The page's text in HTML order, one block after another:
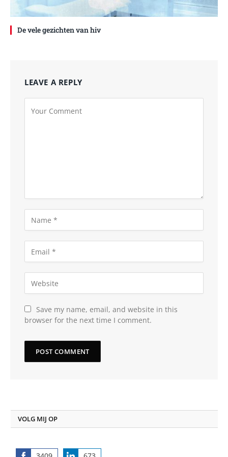
De vele gezichten van hiv
LEAVE A REPLY
Save my name, email, and website in this
browser for the next time I comment.
VOLG MIJ OP